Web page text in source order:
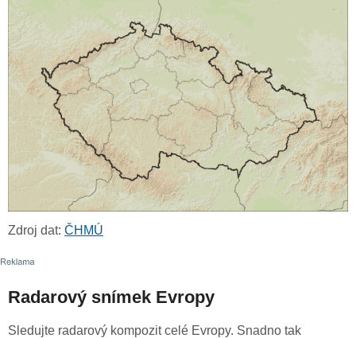
Zdroj dat: ČHMÚ
Radarový snímek Evropy
Sledujte radarový kompozit celé Evropy. Snadno tak